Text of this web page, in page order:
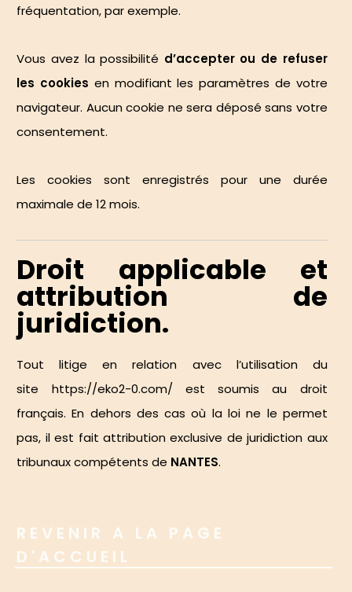
fréquentation, par exemple.
Vous avez la possibilité d’accepter ou de refuser
les cookies en modifiant les paramètres de votre
navigateur. Aucun cookie ne sera déposé sans votre
consentement.
Les cookies sont enregistrés pour une durée
maximale de 12 mois.
Droit applicable et
attribution de
juridiction.
Tout litige en relation avec l’utilisation du
site https://eko2-0.com/ est soumis au droit
français. En dehors des cas où la loi ne le permet
pas, il est fait attribution exclusive de juridiction aux
tribunaux compétents de NANTES.
REVENIR A LA PAGE
D'ACCUEIL